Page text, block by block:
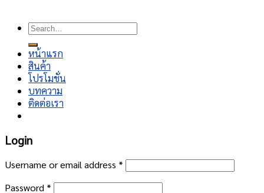
Search
for:
หน้าแรก
สินค้า
โปรโมชั่น
บทความ
ติดต่อเรา
Login
Username or email address *
Password *